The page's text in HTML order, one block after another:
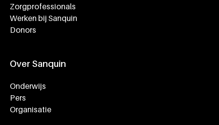
Zorgprofessionals
Werken bij Sanquin
Donors
Over Sanquin
Onderwijs
Pers
Organisatie